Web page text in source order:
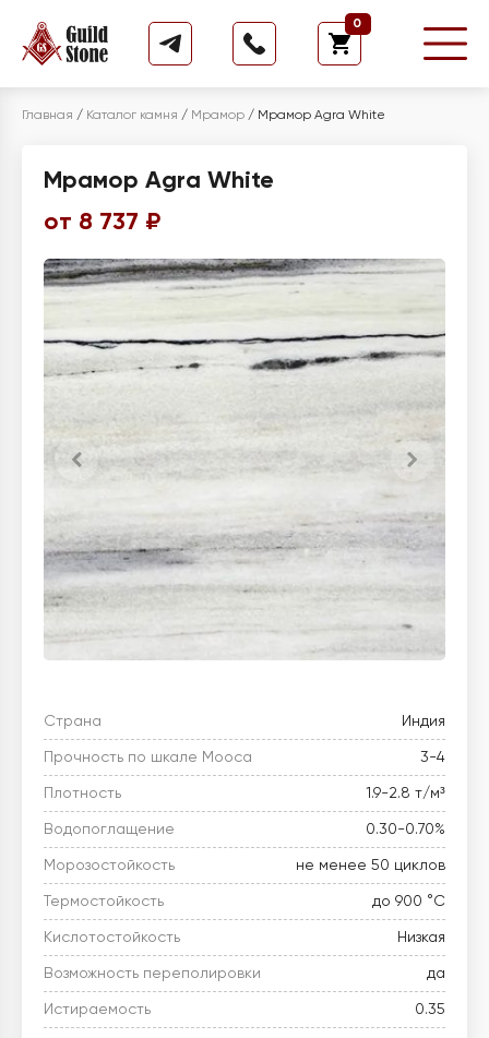
0
Главная / Каталог камня / Мрамор / Мрамор Agra White
Мрамор Agra White
от 8 737 ₽
Страна Индия
Прочность по шкале Мооса 3-4
Плотность 1.9-2.8 т/м³
Водопоглащение 0.30-0.70%
Морозостойкость не менее 50 циклов
Термостойкость до 900 °C
Кислотостойкость Низкая
Возможность переполировки да
Истираемость 0.35